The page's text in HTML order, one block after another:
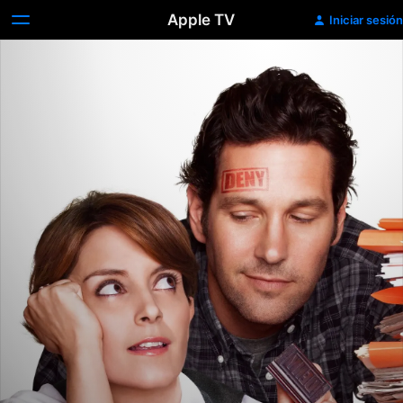
Apple TV Iniciar sesión